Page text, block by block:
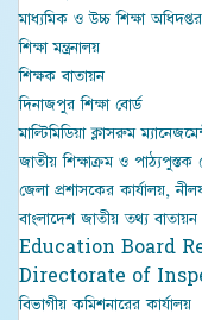
মাধ্যমিক ও উচ্চ শিক্ষা অধিদপ্তর
শিক্ষা মন্ত্রনালয়
শিক্ষক বাতায়ন
দিনাজপুর শিক্ষা বোর্ড
মাল্টিমিডিয়া ক্লাসরুম
জাতীয় শিক্ষাক্রম ও পাঠ্যপুস্তক
জেলা প্রশাসকের কার্যালয়,
বাংলাদেশ জাতীয় তথ্য বাতায়ন
Education Board
Directorate of
বিভাগীয় কমিশনারের কার্যালয়